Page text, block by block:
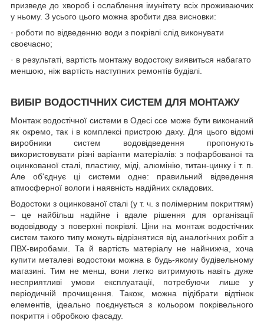
призведе до хвороб і ослаблення імунітету всіх проживаючих
у ньому. З усього цього можна зробити два висновки:
· роботи по відведенню води з покрівлі слід виконувати
своєчасно;
· в результаті, вартість монтажу водостоку виявиться набагато
меншою, ніж вартість наступних ремонтів будівлі.
ВИБІР ВОДОСТІЧНИХ СИСТЕМ ДЛЯ МОНТАЖУ
Монтаж водостічної системи в Одесі ссе може бути виконаний
як окремо, так і в комплексі пристрою даху. Для цього відомі
виробники систем водовідведення пропонують
використовувати різні варіанти матеріалів: з пофарбованої та
оцинкованої сталі, пластику, міді, алюмінію, титан-цинку і т. п.
Але об'єднує ці системи одне: правильний відведення
атмосферної вологи і наявність надійних складових.
Водостоки з оцинкованої сталі (у т. ч. з полімерним покриттям)
– це найбільш надійне і вдале рішення для організації
водовідводу з поверхні покрівлі. Ціни на монтаж водостічних
систем такого типу можуть відрізнятися від аналогічних робіт з
ПВХ-виробами. Та й вартість матеріалу не найнижча, хоча
купити металеві водостоки можна в будь-якому будівельному
магазині. Тим не менш, вони легко витримують навіть дуже
несприятливі умови експлуатації, потребуючи лише у
періодичній прочищення. Також, можна підібрати відтінок
елементів, ідеально поєднується з кольором покрівельного
покриття і обробкою фасаду.